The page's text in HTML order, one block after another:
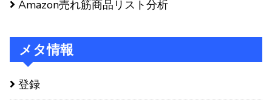
Amazon売れ筋商品リスト分析
メタ情報
登録